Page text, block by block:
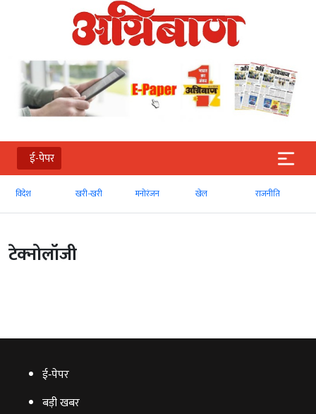
ई-पेपर
विदेश खरी-खरी मनोरंजन खेल राजनीति
टेक्‍नोलॉजी
ई‑पेपर
बड़ी खबर